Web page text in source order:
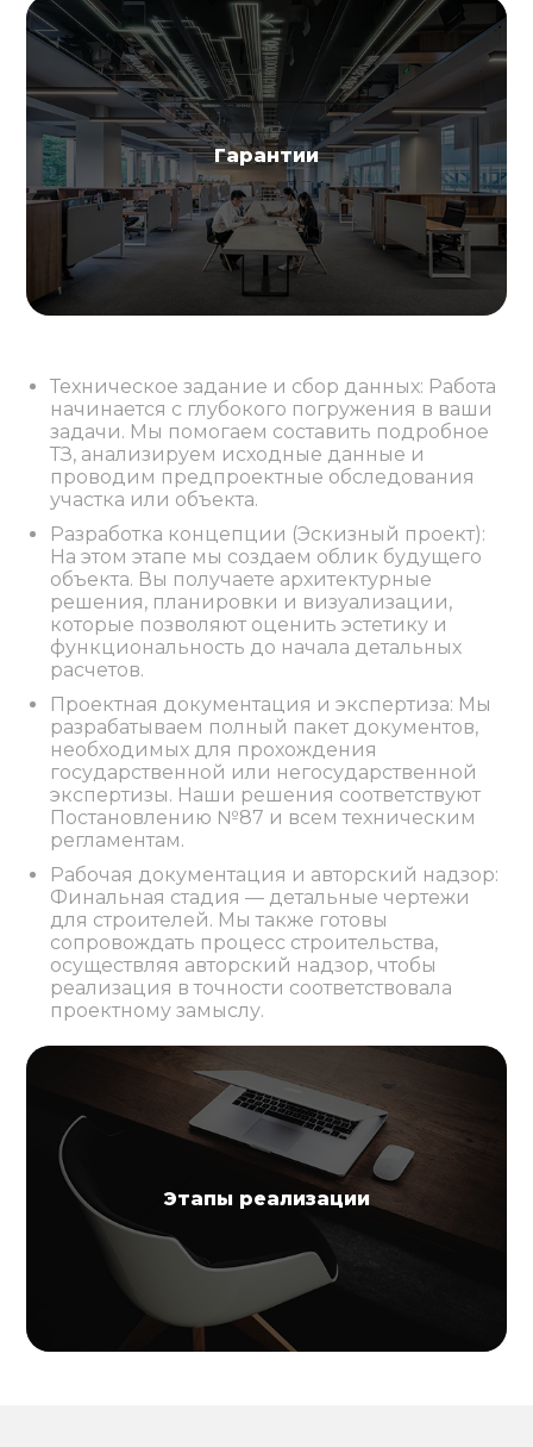
Гарантии
Этапы реализации
Техническое задание и сбор данных: Работа
начинается с глубокого погружения в ваши
задачи. Мы помогаем составить подробное
ТЗ, анализируем исходные данные и
проводим предпроектные обследования
участка или объекта.
Разработка концепции (Эскизный проект):
На этом этапе мы создаем облик будущего
объекта. Вы получаете архитектурные
решения, планировки и визуализации,
которые позволяют оценить эстетику и
функциональность до начала детальных
расчетов.
Проектная документация и экспертиза: Мы
разрабатываем полный пакет документов,
необходимых для прохождения
государственной или негосударственной
экспертизы. Наши решения соответствуют
Постановлению №87 и всем техническим
регламентам.
Рабочая документация и авторский надзор:
Финальная стадия — детальные чертежи
для строителей. Мы также готовы
сопровождать процесс строительства,
осуществляя авторский надзор, чтобы
реализация в точности соответствовала
проектному замыслу.